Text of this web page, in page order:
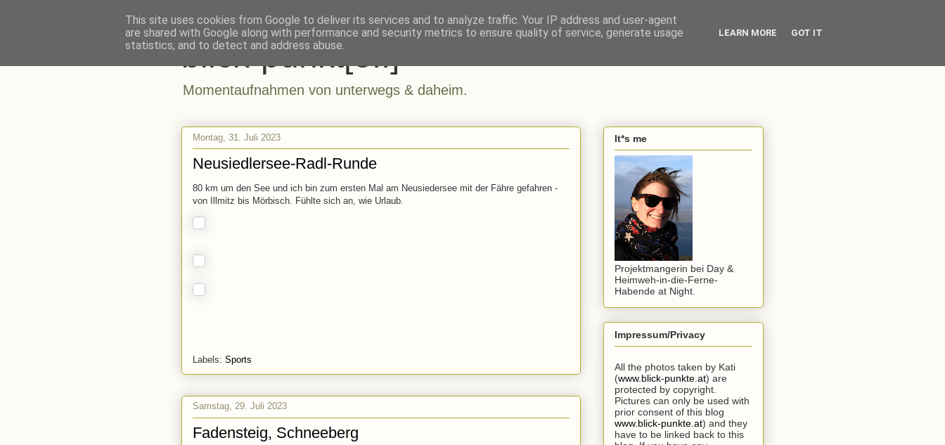
blick-punkt[e..]
Momentaufnahmen von unterwegs & daheim.
Montag, 31. Juli 2023
Neusiedlersee-Radl-Runde
80 km um den See und ich bin zum ersten Mal am Neusiedersee mit der Fähre gefahren -
von Illmitz bis Mörbisch. Fühlte sich an, wie Urlaub.
Labels: Sports
Samstag, 29. Juli 2023
Fadensteig, Schneeberg
It*s me
Projektmangerin bei Day &
Heimweh-in-die-Ferne-
Habende at Night.
Impressum/Privacy
All the photos taken by Kati
(www.blick-punkte.at) are
protected by copyright.
Pictures can only be used with
prior consent of this blog
www.blick-punkte.at) and they
have to be linked back to this
This site uses cookies from Google to deliver its services and to analyze traffic. Your IP address and user-agent
are shared with Google along with performance and security metrics to ensure quality of service, generate usage
statistics, and to detect and address abuse.
LEARN MORE GOT IT